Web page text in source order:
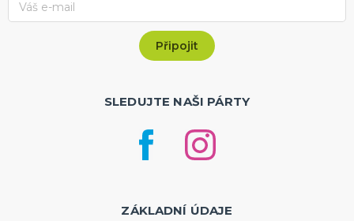
SLEDUJTE NAŠI PÁRTY
ZÁKLADNÍ ÚDAJE